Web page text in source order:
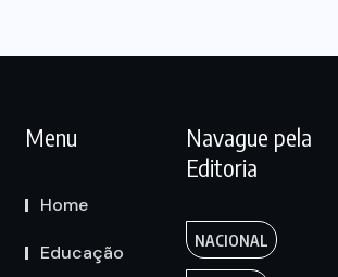
Menu
Home
Educação
Navague pela
Editoria
NACIONAL